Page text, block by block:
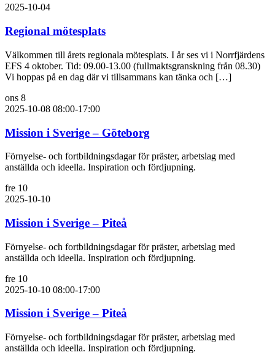
2025-10-04
Regional mötesplats
Välkommen till årets regionala mötesplats. I år ses vi i Norrfjärdens
EFS 4 oktober. Tid: 09.00-13.00 (fullmaktsgranskning från 08.30)
Vi hoppas på en dag där vi tillsammans kan tänka och […]
ons 8
2025-10-08 08:00-17:00
Mission i Sverige – Göteborg
Förnyelse- och fortbildningsdagar för präster, arbetslag med
anställda och ideella. Inspiration och fördjupning.
fre 10
2025-10-10
Mission i Sverige – Piteå
Förnyelse- och fortbildningsdagar för präster, arbetslag med
anställda och ideella. Inspiration och fördjupning.
fre 10
2025-10-10 08:00-17:00
Mission i Sverige – Piteå
Förnyelse- och fortbildningsdagar för präster, arbetslag med
anställda och ideella. Inspiration och fördjupning.